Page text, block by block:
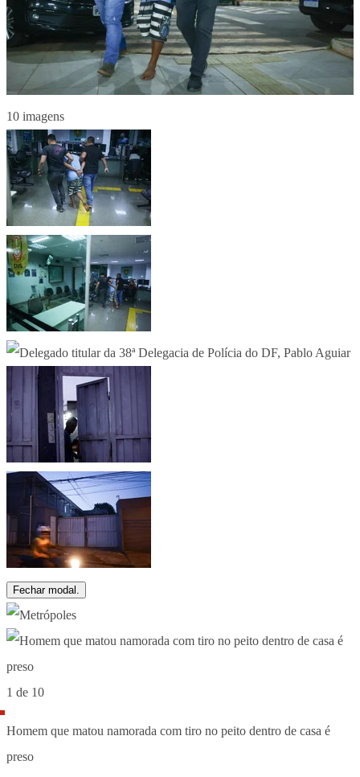
10 imagens
Fechar modal.
1 de 10
Homem que matou namorada com tiro no peito dentro de casa é
preso